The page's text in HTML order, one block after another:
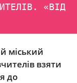
«ВІД
міський
взяти
до